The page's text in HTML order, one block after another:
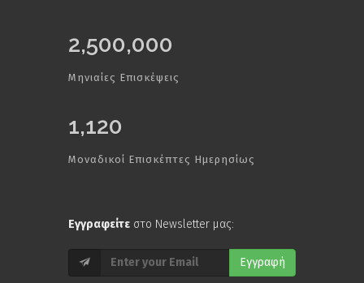
2,500,000
Μηνιαίες Επισκέψεις
1,120
Μοναδικοί Επισκέπτες Ημερησίως
Εγγραφείτε στο Newsletter μας:
Εγγραφή